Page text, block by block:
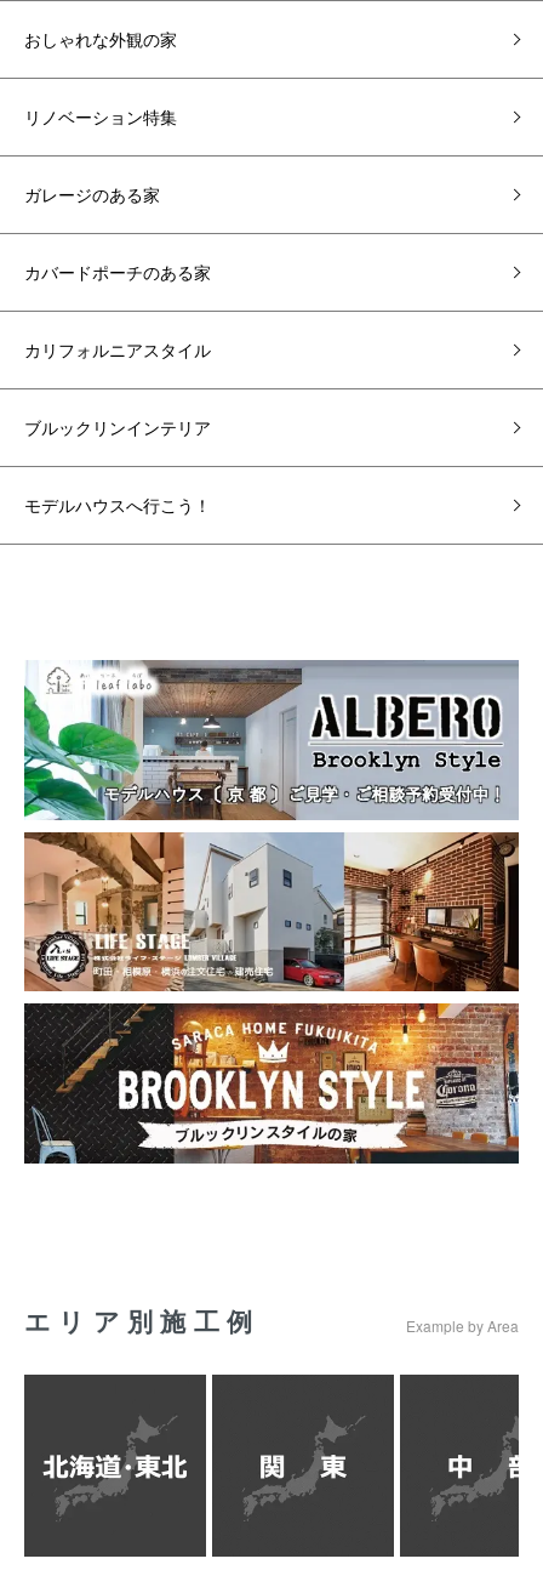
おしゃれな外観の家
リノベーション特集
ガレージのある家
カバードポーチのある家
カリフォルニアスタイル
ブルックリンインテリア
モデルハウスへ行こう！
エリア別施工例 Example by Area